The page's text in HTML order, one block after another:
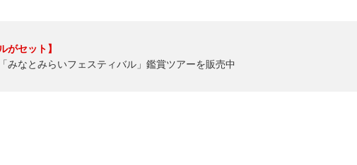
がセット】
みなとみらいフェスティバル」鑑賞ツアーを販売中